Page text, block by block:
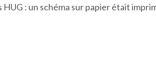
HUG : un schéma sur papier était